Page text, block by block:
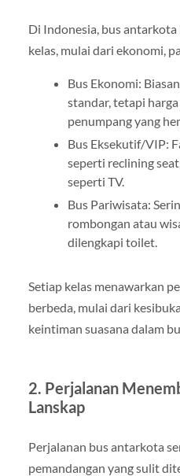
Di Indonesia, bus
kelas, mulai dari ekonomi,
Bus Ekonomi:
standar, tetapi
penumpang yang
Bus Eksekutif/VIP:
seperti reclining
seperti TV.
Bus Pariwisata:
rombongan atau
dilengkapi toilet.
Setiap kelas menawarkan
berbeda, mulai dari
keintiman suasana dalam
2. Perjalanan
Lanskap
Perjalanan bus antarkota
pemandangan yang sulit